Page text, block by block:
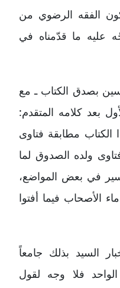
الفقه الرضوي من
عليه ما قدّمناه في
بصدق الكتاب ـ مع
بعد كلامه المتقدم:
الكتاب مطابقة فتاوى
ولده الصدوق لما
في بعض المواضع،
الأصحاب فيما أفتوا
السيد بذلك جامعاً
فلا وجه لقول